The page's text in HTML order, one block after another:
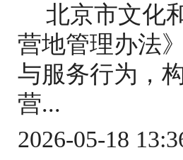
北京市文化
营地管理办法
与服务行为，
营...
2026-05-18